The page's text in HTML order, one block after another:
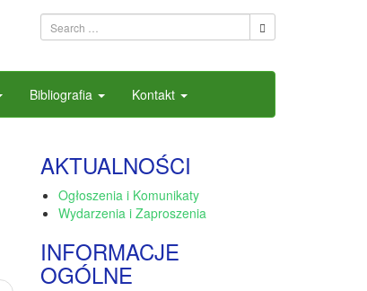
Bibliografia Kontakt
AKTUALNOŚCI
Ogłoszenia i Komunikaty
Wydarzenia i Zaproszenia
INFORMACJE
OGÓLNE